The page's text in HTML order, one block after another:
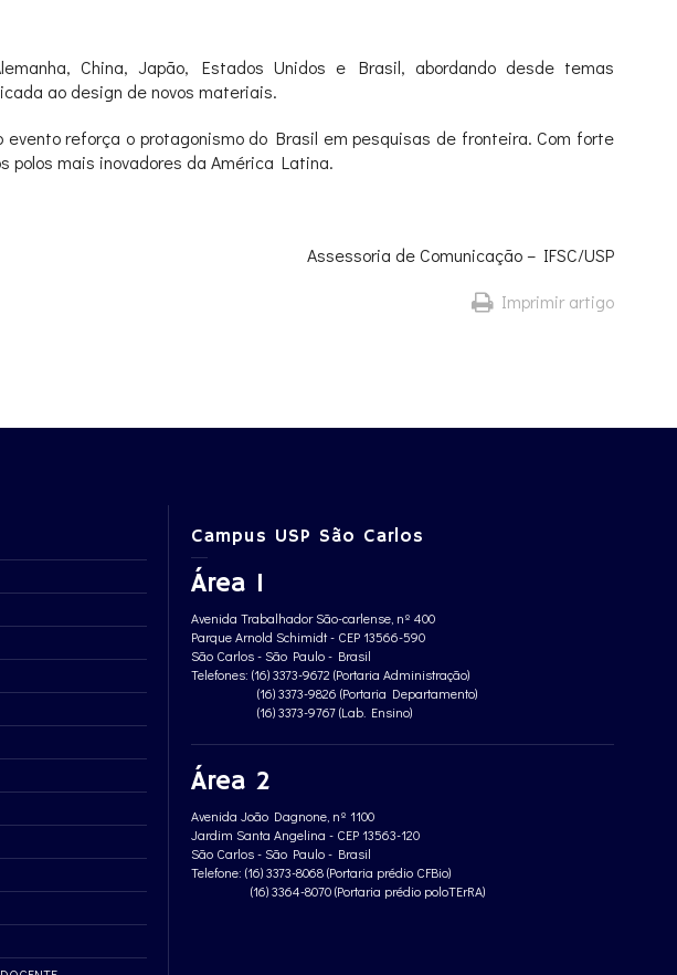
China, Japão, Estados Unidos e Brasil, abordando desde temas
ao design de novos materiais.
reforça o protagonismo do Brasil em pesquisas de fronteira. Com forte
polos mais inovadores da América Latina.
Assessoria de Comunicação – IFSC/USP
Imprimir artigo
Campus USP São Carlos
Área 1
Avenida Trabalhador São-carlense, nº 400
Parque Arnold Schimidt - CEP 13566-590
São Carlos - São Paulo - Brasil
Telefones: (16) 3373-9672 (Portaria Administração)
(16) 3373-9826 (Portaria Departamento)
(16) 3373-9767 (Lab. Ensino)
Área 2
Avenida João Dagnone, nº 1100
Jardim Santa Angelina - CEP 13563-120
São Carlos - São Paulo - Brasil
Telefone: (16) 3373-8068 (Portaria prédio CFBio)
(16) 3364-8070 (Portaria prédio poloTErRA)